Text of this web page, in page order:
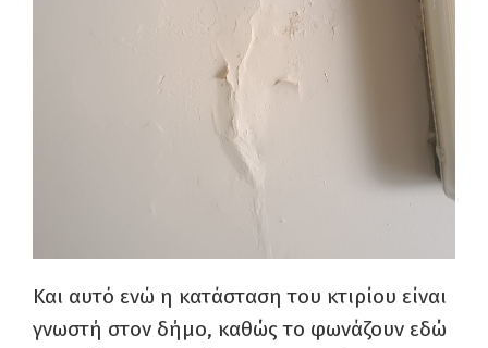
Και αυτό ενώ η κατάσταση του κτιρίου είναι
γνωστή στον δήμο, καθώς το φωνάζουν εδώ